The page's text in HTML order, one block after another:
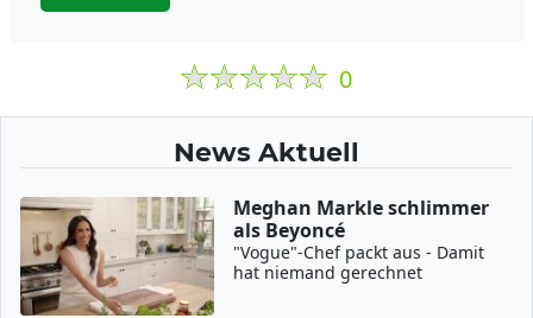
0
News Aktuell
Meghan Markle schlimmer
als Beyoncé
"Vogue"-Chef packt aus - Damit
hat niemand gerechnet